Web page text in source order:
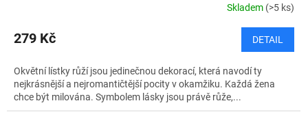
Skladem (>5 ks)
279 Kč DETAIL
Okvětní lístky růží jsou jedinečnou dekorací, která navodí ty
nejkrásnější a nejromantičtější pocity v okamžiku. Každá žena
chce být milována. Symbolem lásky jsou právě růže,...